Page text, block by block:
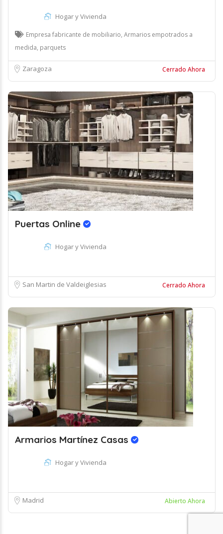
Hogar y Vivienda
Empresa fabricante de mobiliario, Armarios empotrados a
medida, parquets
Zaragoza Cerrado Ahora
Puertas Online
Hogar y Vivienda
San Martin de Valdeiglesias Cerrado Ahora
Armarios Martínez Casas
Hogar y Vivienda
Madrid Abierto Ahora